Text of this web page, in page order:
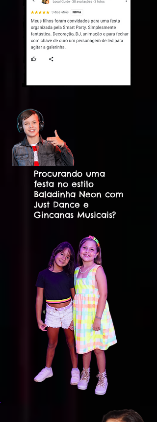
Procurando uma
festa no estilo
Baladinha Neon com
Just Dance e
Gincanas Musicais?